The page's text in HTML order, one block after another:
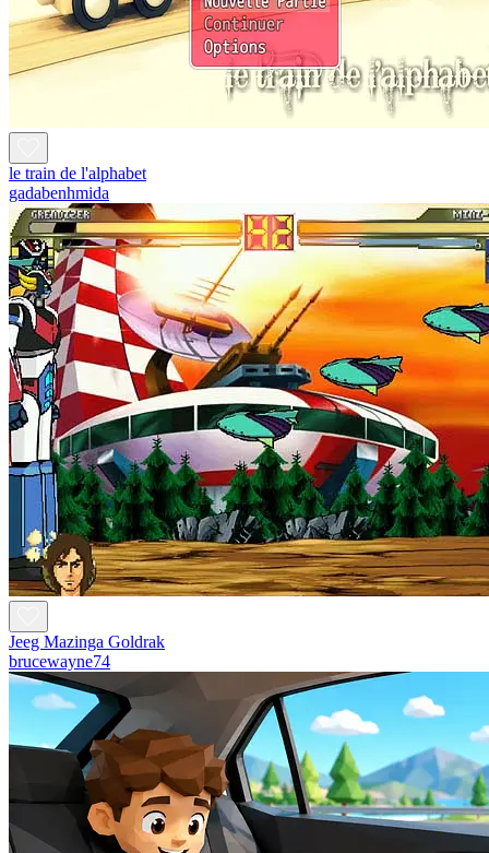
le train de l'alphabet
gadabenhmida
Jeeg Mazinga Goldrak
brucewayne74